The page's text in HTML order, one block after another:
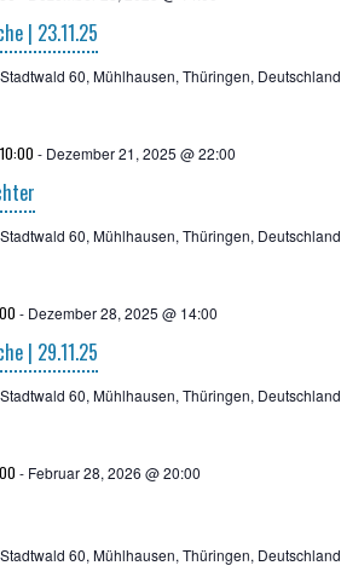
| 23.11.25
60, Mühlhausen, Thüringen, Deutschland
- Dezember 21, 2025 @ 22:00
60, Mühlhausen, Thüringen, Deutschland
| 29.11.25
- Dezember 28, 2025 @ 14:00
60, Mühlhausen, Thüringen, Deutschland
- Februar 28, 2026 @ 20:00
60, Mühlhausen, Thüringen, Deutschland